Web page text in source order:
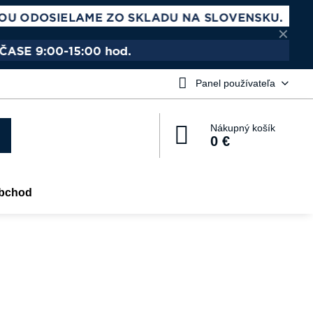
✕
Panel používateľa
Nákupný košík
0 €